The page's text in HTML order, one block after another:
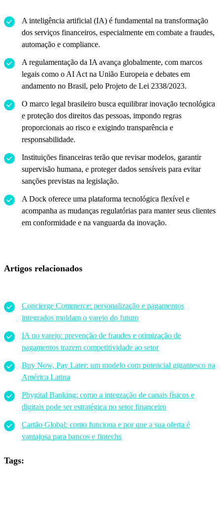
A inteligência artificial (IA) é fundamental na transformação
dos serviços financeiros, especialmente em combate a fraudes,
automação e compliance.
A regulamentação da IA avança globalmente, com marcos
legais como o AI Act na União Europeia e debates em
andamento no Brasil, pelo Projeto de Lei 2338/2023.
O marco legal brasileiro busca equilibrar inovação tecnológica
e proteção dos direitos das pessoas, impondo regras
proporcionais ao risco e exigindo transparência e
responsabilidade.
Instituições financeiras terão que revisar modelos, garantir
supervisão humana, e proteger dados sensíveis para evitar
sanções previstas na legislação.
A Dock oferece uma plataforma tecnológica flexível e
acompanha as mudanças regulatórias para manter seus clientes
em conformidade e na vanguarda da inovação.
Artigos relacionados
Concierge Commerce: personalização e pagamentos
integrados moldam o varejo do futuro
IA no varejo: prevenção de fraudes e otimização de
pagamentos trazem competitividade ao setor
Buy Now, Pay Later: um modelo com potencial gigantesco na
América Latina
Phygital Banking: como a integração de canais físicos e
digitais pode ser estratégica no setor financeiro
Cartão Global: como funciona e por que a sua oferta é
vantajosa para bancos e fintechs
Tags: